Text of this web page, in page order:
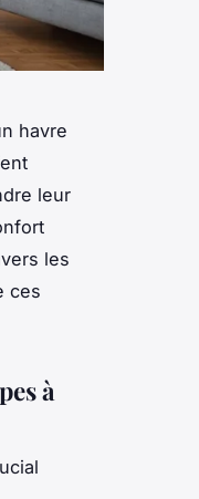
havre
leur
les
ces
à